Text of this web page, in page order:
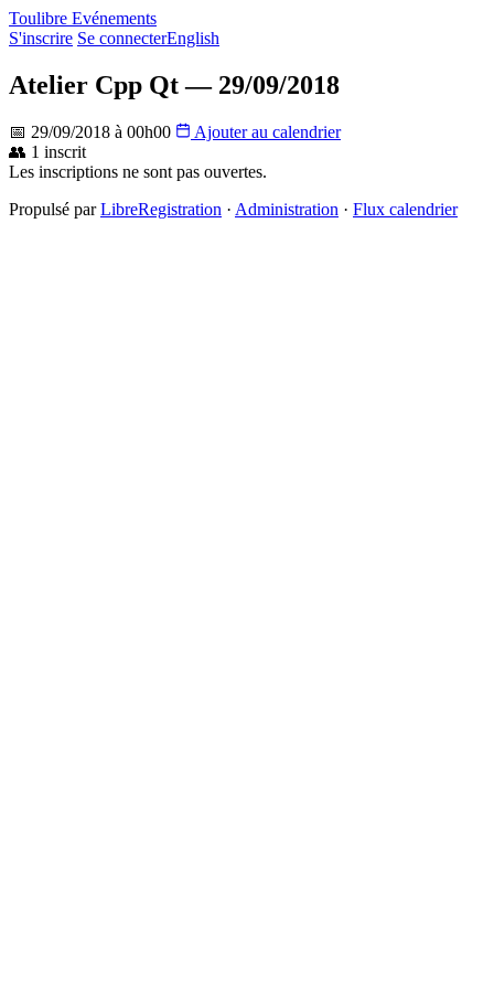
Toulibre Evénements
S'inscrire Se connecterEnglish
Atelier Cpp Qt — 29/09/2018
📅 29/09/2018 à 00h00
Ajouter au calendrier
👥 1 inscrit
Les inscriptions ne sont pas ouvertes.
Propulsé parLibreRegistration · Administration · Flux calendrier